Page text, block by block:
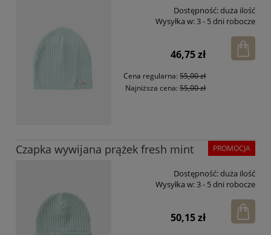
Dostępność:duża ilość
Wysyłka w: 3 - 5 dni robocze
46,75 zł
Cena regularna:55,00 zł
Najniższa cena:55,00 zł
Czapka wywijana prążek fresh mint
Dostępność:duża ilość
Wysyłka w: 3 - 5 dni robocze
50,15 zł
PROMOCJA